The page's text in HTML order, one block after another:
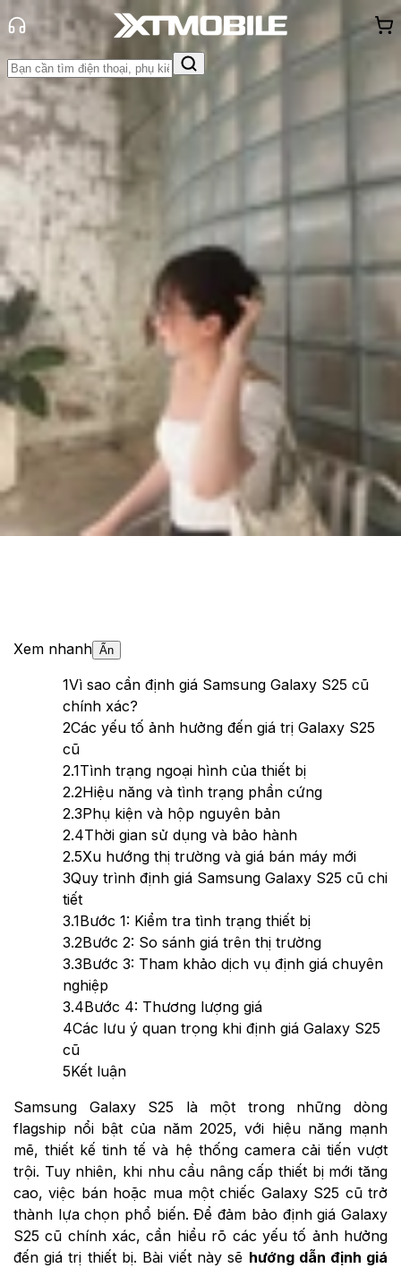
Trang chủ
Tin tức
Tư vấn
Tin Mới
Đánh Giá - Trên Tay
Khuyến
Thủ thuật Thông báoKhách
hàng - Sự kiện
Hướng dẫn định giá Samsung
Galaxy S25 cũ: Cần lưu ý những gì?
Triệu Vy
Ngày đăng: 16/06/2025
Cập nhật:
16/06/2025
Theo dõi XTMobile trên
Xem nhanh Ẩn
1Vì sao cần định giá Samsung Galaxy S25 cũ
chính xác?
2Các yếu tố ảnh hưởng đến giá trị Galaxy S25
cũ
2.1Tình trạng ngoại hình của thiết bị
2.2Hiệu năng và tình trạng phần cứng
2.3Phụ kiện và hộp nguyên bản
2.4Thời gian sử dụng và bảo hành
2.5Xu hướng thị trường và giá bán máy mới
3Quy trình định giá Samsung Galaxy S25 cũ chi
tiết
3.1Bước 1: Kiểm tra tình trạng thiết bị
3.2Bước 2: So sánh giá trên thị trường
3.3Bước 3: Tham khảo dịch vụ định giá chuyên
nghiệp
3.4Bước 4: Thương lượng giá
4Các lưu ý quan trọng khi định giá Galaxy S25
cũ
5Kết luận
Samsung Galaxy S25 là một trong những dòng
flagship nổi bật của năm 2025, với hiệu năng mạnh
mẽ, thiết kế tinh tế và hệ thống camera cải tiến vượt
trội. Tuy nhiên, khi nhu cầu nâng cấp thiết bị mới tăng
cao, việc bán hoặc mua một chiếc Galaxy S25 cũ trở
thành lựa chọn phổ biến. Để đảm bảo định giá Galaxy
S25 cũ chính xác, cần hiểu rõ các yếu tố ảnh hưởng
đến giá trị thiết bị. Bài viết này sẽ hướng dẫn định giá